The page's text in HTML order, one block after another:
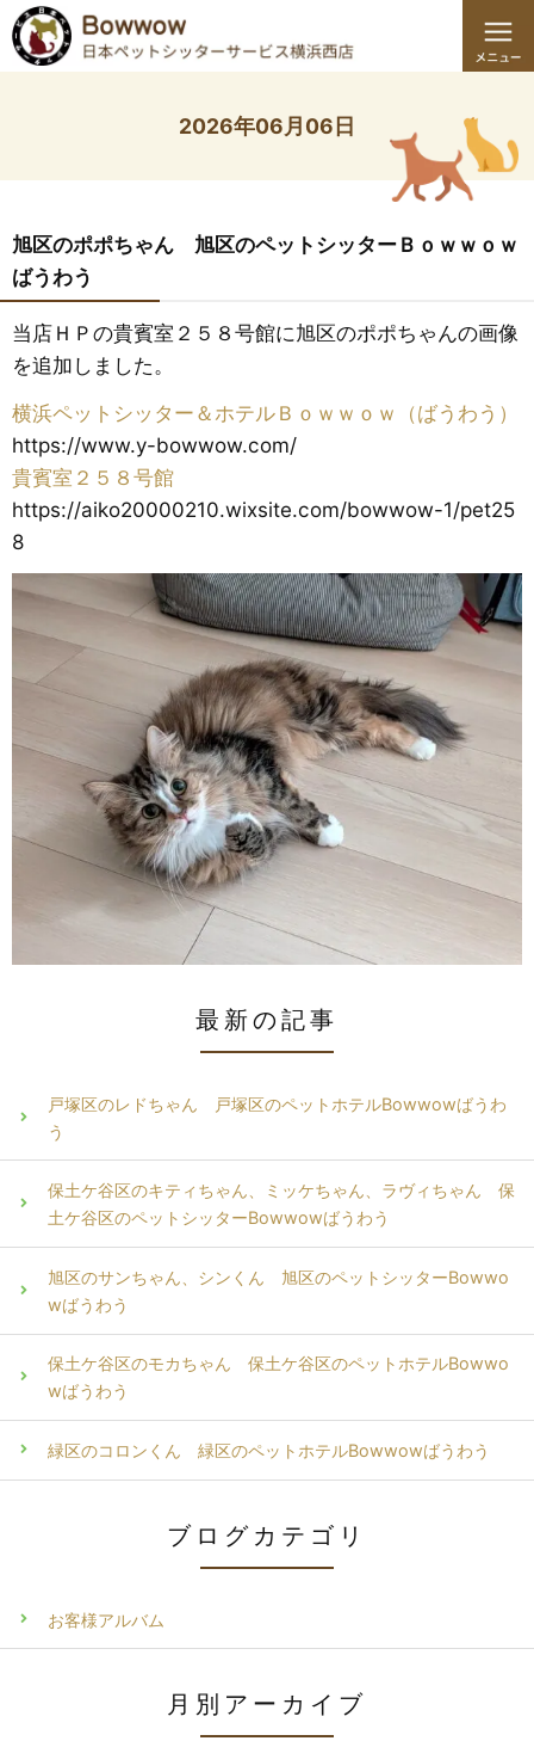
2026年06月06日
旭区のポポちゃん 旭区のペットシッターＢｏｗｗｏｗ
ばうわう
当店ＨＰの貴賓室２５８号館に旭区のポポちゃんの画像
を追加しました。
横浜ペットシッター＆ホテルＢｏｗｗｏｗ（ばうわう）
https://www.y-bowwow.com/
貴賓室２５８号館
https://aiko20000210.wixsite.com/bowwow-1/pet25
8
最新の記事
戸塚区のレドちゃん 戸塚区のペットホテルBowwowばうわ
う
保土ケ谷区のキティちゃん、ミッケちゃん、ラヴィちゃん 保
土ケ谷区のペットシッターBowwowばうわう
旭区のサンちゃん、シンくん 旭区のペットシッターBowwo
wばうわう
保土ケ谷区のモカちゃん 保土ケ谷区のペットホテルBowwo
wばうわう
緑区のコロンくん 緑区のペットホテルBowwowばうわう
ブログカテゴリ
お客様アルバム
月別アーカイブ